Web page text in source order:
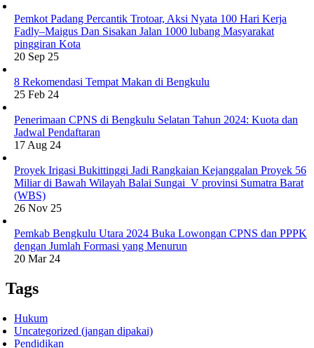
Pemkot Padang Percantik Trotoar, Aksi Nyata 100 Hari Kerja
Fadly–Maigus Dan Sisakan Jalan 1000 lubang Masyarakat
pinggiran Kota
20 Sep 25
8 Rekomendasi Tempat Makan di Bengkulu
25 Feb 24
Penerimaan CPNS di Bengkulu Selatan Tahun 2024: Kuota dan
Jadwal Pendaftaran
17 Aug 24
Proyek Irigasi Bukittinggi Jadi Rangkaian Kejanggalan Proyek 56
Miliar di Bawah Wilayah Balai Sungai V provinsi Sumatra Barat
(WBS)
26 Nov 25
Pemkab Bengkulu Utara 2024 Buka Lowongan CPNS dan PPPK
dengan Jumlah Formasi yang Menurun
20 Mar 24
Tags
Hukum
Uncategorized (jangan dipakai)
Pendidikan